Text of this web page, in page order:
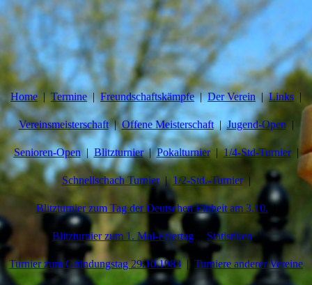
Home Termine Freundschaftskämpfe Der Verein Links
Vereinsmeisterschaft Offene Meisterschaft Jugend-Open
Senioren-Open Blitzturnier Pokalturnier 1/4-Std-Turnier
Schnellschach Turnier 1/2-Std.-Turnier
Blitzturnier zum Tag der Deutschen Einheit am 3.10.
Blitzturnier zum 1. Mai-Feiertag Statistiken
Turnier zum Gründungstag 29.10.1983 Turniere anderer Vereine